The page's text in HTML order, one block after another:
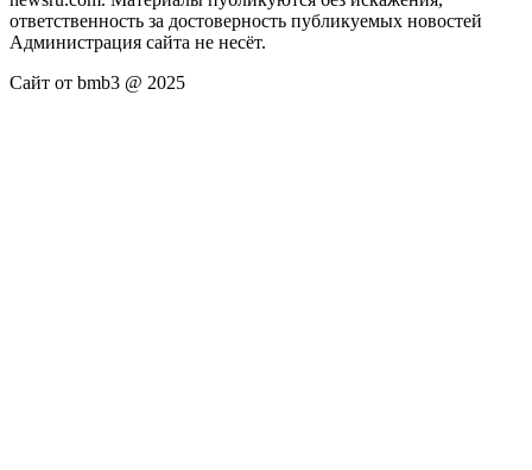
ответственность за достоверность публикуемых новостей
Администрация сайта не несёт.
Сайт от bmb3 @ 2025